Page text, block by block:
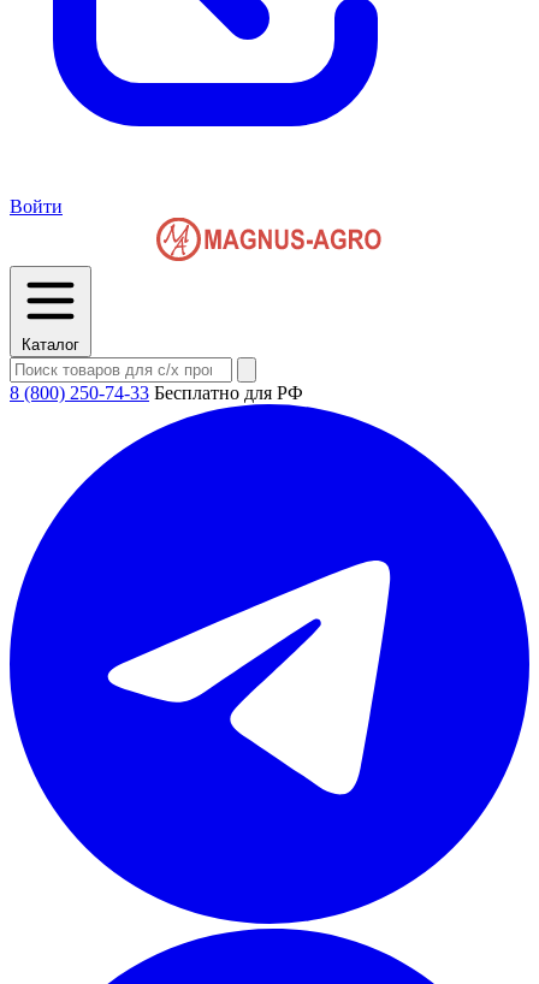
Войти
Каталог
8 (800) 250-74-33 Бесплатно для РФ